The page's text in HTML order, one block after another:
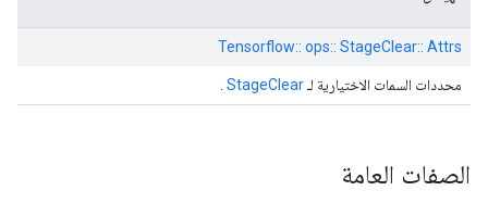
Tensorflow:: ops:: StageClear:: Attrs
محددات السمات الاختيارية لـStageClear
الصفات العامة